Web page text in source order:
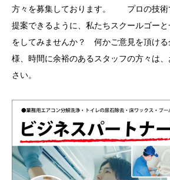
方々を募集しております。 プロの技術
提案できるように、私たちスクールゴー
をしてみませんか？ 何かご意見を頂ける
様、時間に余裕のあるスタッフの方々は
さい。